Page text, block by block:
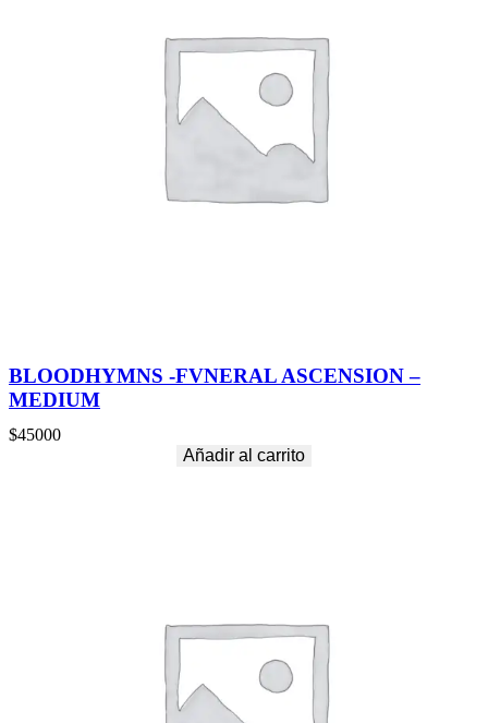
BLOODHYMNS -FVNERAL ASCENSION –
MEDIUM
$45000
Añadir al carrito